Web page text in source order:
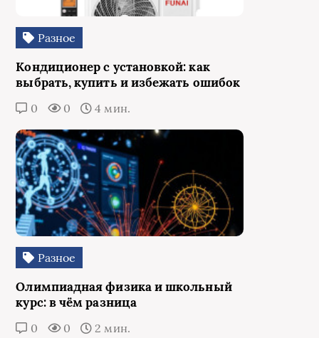
Разное
Кондиционер с установкой: как
выбрать, купить и избежать ошибок
0 0 4 мин.
Разное
Олимпиадная физика и школьный
курс: в чём разница
0 0 2 мин.